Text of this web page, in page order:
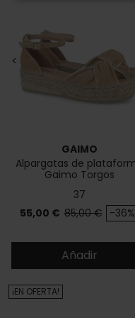
<
GAIMO
Alpargatas de
Gaimo Torgos
37
Precio
55,00 € Precio base
85,00 € -36%
Añadir
¡EN OFERTA!